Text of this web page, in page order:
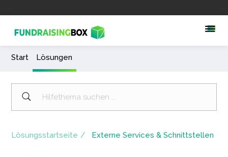
Start Lösungen
Lösungsstartseite Externe Services & Schnittstellen